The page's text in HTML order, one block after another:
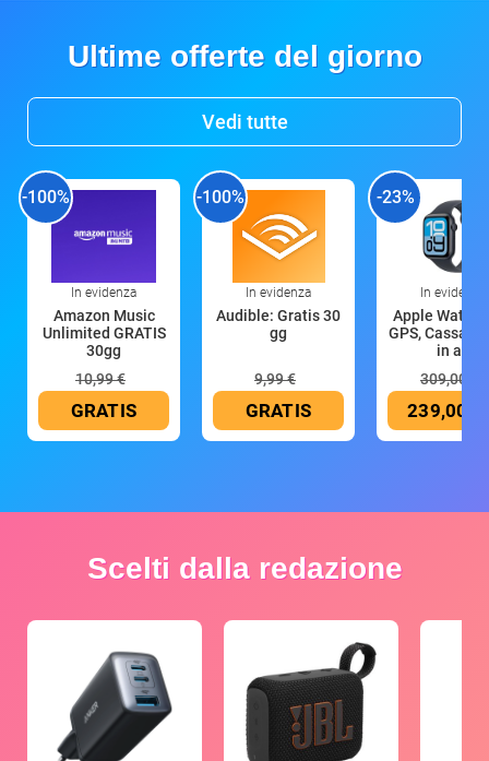
Ultime offerte del giorno
Vedi tutte
-100%
In evidenza
Amazon Music
Unlimited GRATIS
30gg
10,99 €
GRATIS
-100%
In evidenza
Audible: Gratis 30
gg
9,99 €
GRATIS
-23%
In evidenza
Apple Watch
GPS, Cassa
in all
309,00 €
239,00 €
Scelti dalla redazione